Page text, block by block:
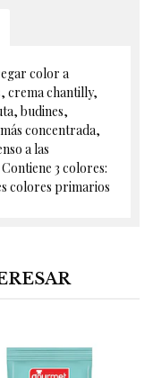
color a
crema chantilly,
budines,
concentrada,
a las
3 colores:
colores primarios